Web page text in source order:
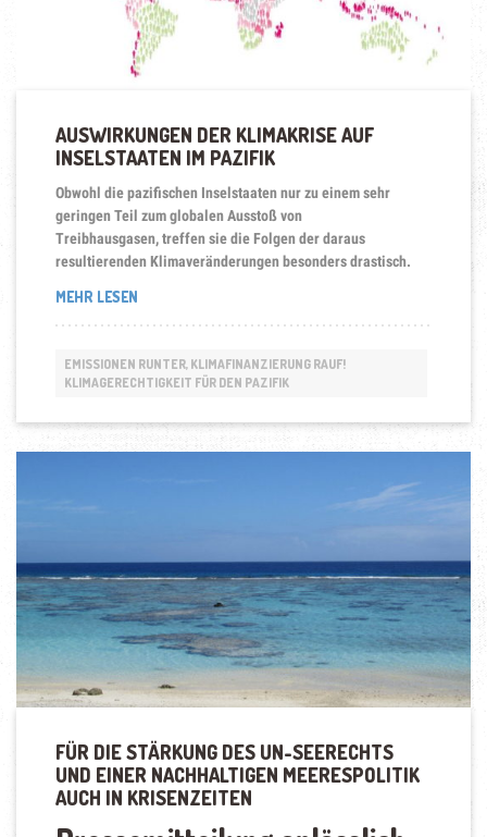
AUSWIRKUNGEN DER KLIMAKRISE AUF
INSELSTAATEN IM PAZIFIK
Obwohl die pazifischen Inselstaaten nur zu einem sehr
geringen Teil zum globalen Ausstoß von
Treibhausgasen, treffen sie die Folgen der daraus
resultierenden Klimaveränderungen besonders drastisch.
MEHR LESEN„AUSWIRKUNGEN
AUF
INSELSTAATEN
PAZIFIK“
EMISSIONEN RUNTER, KLIMAFINANZIERUNG RAUF!
KLIMAGERECHTIGKEIT FÜR DEN PAZIFIK
FÜR DIE STÄRKUNG DES UN-SEERECHTS
UND EINER NACHHALTIGEN MEERESPOLITIK
AUCH IN KRISENZEITEN